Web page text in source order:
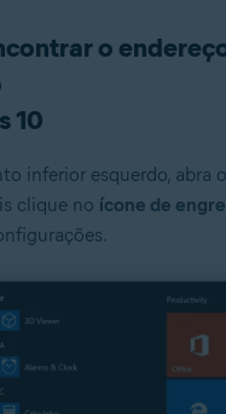
o
10
inferior esquerdo, abra
clique no ícone de